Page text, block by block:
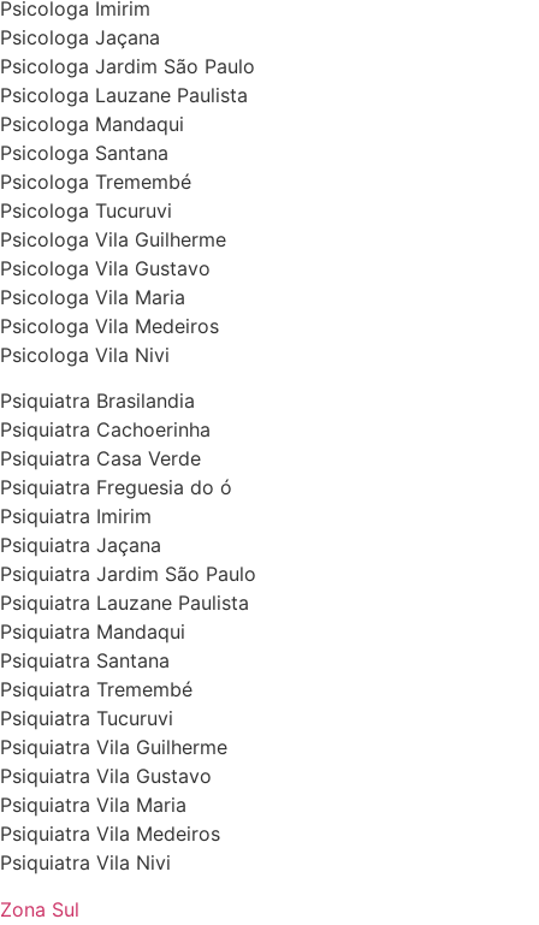
Psicologa Imirim
Psicologa Jaçana
Psicologa Jardim São Paulo
Psicologa Lauzane Paulista
Psicologa Mandaqui
Psicologa Santana
Psicologa Tremembé
Psicologa Tucuruvi
Psicologa Vila Guilherme
Psicologa Vila Gustavo
Psicologa Vila Maria
Psicologa Vila Medeiros
Psicologa Vila Nivi
Psiquiatra Brasilandia
Psiquiatra Cachoerinha
Psiquiatra Casa Verde
Psiquiatra Freguesia do ó
Psiquiatra Imirim
Psiquiatra Jaçana
Psiquiatra Jardim São Paulo
Psiquiatra Lauzane Paulista
Psiquiatra Mandaqui
Psiquiatra Santana
Psiquiatra Tremembé
Psiquiatra Tucuruvi
Psiquiatra Vila Guilherme
Psiquiatra Vila Gustavo
Psiquiatra Vila Maria
Psiquiatra Vila Medeiros
Psiquiatra Vila Nivi
Zona Sul